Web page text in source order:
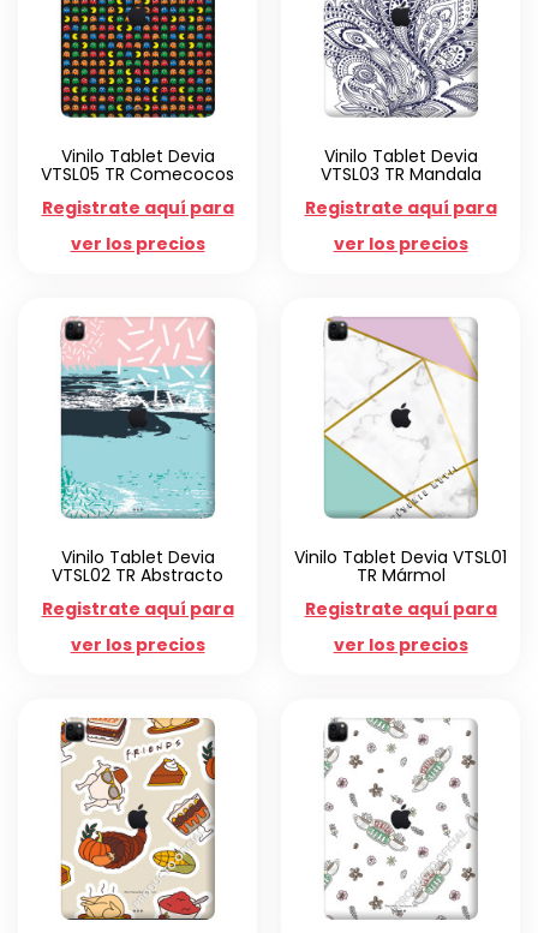
Vinilo Tablet Devia
VTSL05 TR Comecocos
Registrate aquí para
ver los precios
Vinilo Tablet Devia
VTSL03 TR Mandala
Registrate aquí para
ver los precios
Vinilo Tablet Devia
VTSL02 TR Abstracto
Registrate aquí para
ver los precios
Vinilo Tablet Devia VTSL01
TR Mármol
Registrate aquí para
ver los precios